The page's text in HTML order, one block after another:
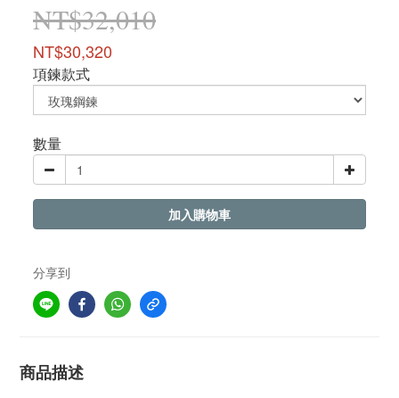
NT$32,010
NT$30,320
項鍊款式
數量
加入購物車
分享到
商品描述